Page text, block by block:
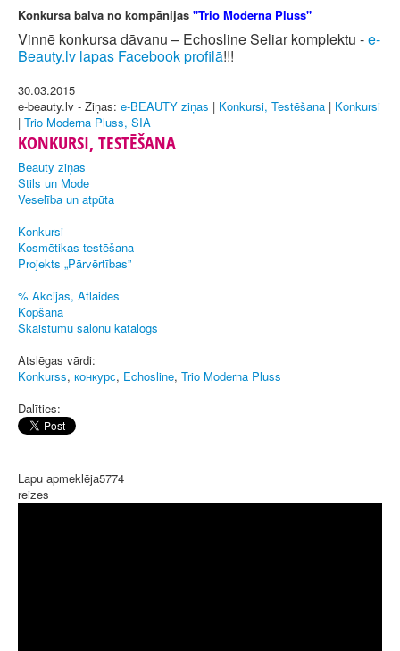
Konkursa balva no kompānijas "Trio Moderna Pluss"
Vinnē konkursa dāvanu – Echosline Seliar komplektu -e-
Beauty.lv lapas Facebook profilā!!!
30.03.2015
e-beauty.lv - Ziņas: e-BEAUTY ziņas | Konkursi, Testēšana | Konkursi
| Trio Moderna Pluss, SIA
KONKURSI, TESTĒŠANA
Beauty ziņas
Stils un Mode
Veselība un atpūta
Konkursi
Kosmētikas testēšana
Projekts „Pārvērtības”
% Akcijas, Atlaides
Kopšana
Skaistumu salonu katalogs
Atslēgas vārdi:
Konkurss, конкурс, Echosline, Trio Moderna Pluss
Dalīties:
Lapu apmeklēja5774
reizes